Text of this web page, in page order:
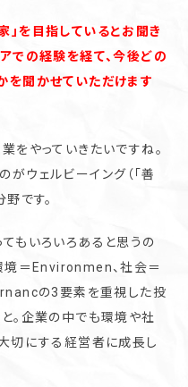
」を目指しているとお聞き
での経験を経て、今後どの
を聞かせていただけます
をやっていきたいですね。
ウェルビーイング（「善
野です。
もいろいろあると思うの
境＝Environmen、社会＝
の3要素を重視した投
。企業の中でも環境や社
大切にする経営者に成長し